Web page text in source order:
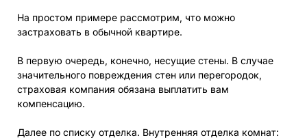
На простом примере рассмотрим, что можно
застраховать в обычной квартире.
В первую очередь, конечно, несущие стены. В случае
значительного повреждения стен или перегородок,
страховая компания обязана выплатить вам
компенсацию.
Далее по списку отделка. Внутренняя отделка комнат: